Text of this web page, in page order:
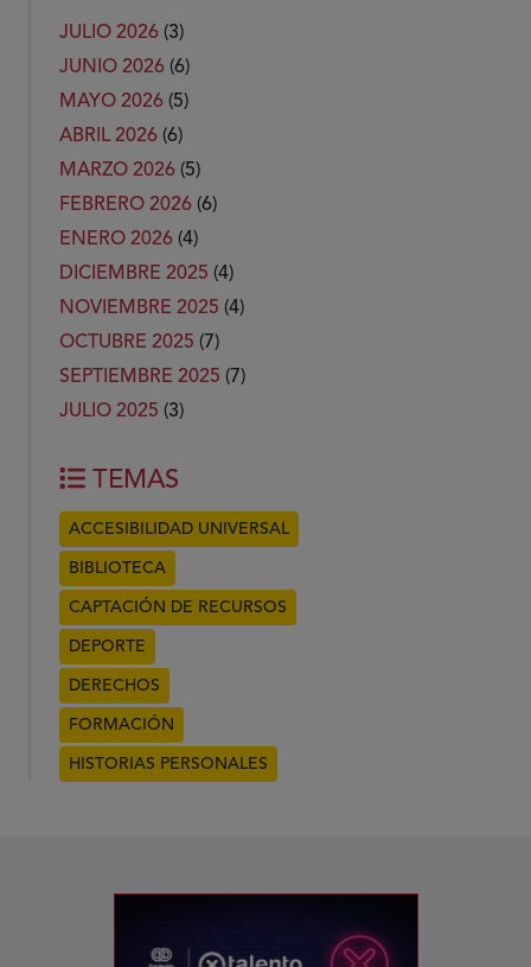
JULIO 2026 (3)
JUNIO 2026 (6)
MAYO 2026 (5)
ABRIL 2026 (6)
MARZO 2026 (5)
FEBRERO 2026 (6)
ENERO 2026 (4)
DICIEMBRE 2025 (4)
NOVIEMBRE 2025 (4)
OCTUBRE 2025 (7)
SEPTIEMBRE 2025 (7)
JULIO 2025 (3)
TEMAS
ACCESIBILIDAD UNIVERSAL
BIBLIOTECA
CAPTACIÓN DE RECURSOS
DEPORTE
DERECHOS
FORMACIÓN
HISTORIAS PERSONALES